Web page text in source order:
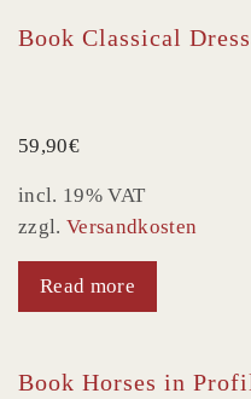
Book Classical
59,90€
incl. 19% VAT
zzgl.Versandkosten
Read more
Book Horses in